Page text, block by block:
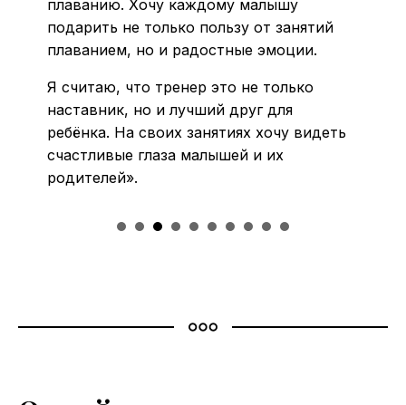
плаванию. Хочу каждому малышу
подарить не только пользу от занятий
плаванием, но и радостные эмоции.
Я считаю, что тренер это не только
наставник, но и лучший друг для
ребёнка. На своих занятиях хочу видеть
счастливые глаза малышей и их
родителей».